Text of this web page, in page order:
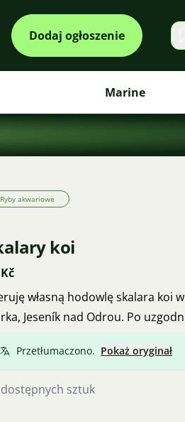
Dodaj ogłoszenie
Marine
Ryby akwariowe
koi
własną hodowlę skalara koi
Jeseník nad Odrou. Po
Przetłumaczono. Pokaż oryginał
sztuk